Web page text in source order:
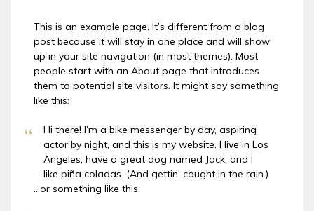
This is an example page. It’s different from a blog
post because it will stay in one place and will show
up in your site navigation (in most themes). Most
people start with an About page that introduces
them to potential site visitors. It might say something
like this:
Hi there! I’m a bike messenger by day, aspiring
actor by night, and this is my website. I live in Los
Angeles, have a great dog named Jack, and I
like piña coladas. (And gettin’ caught in the rain.)
…or something like this: